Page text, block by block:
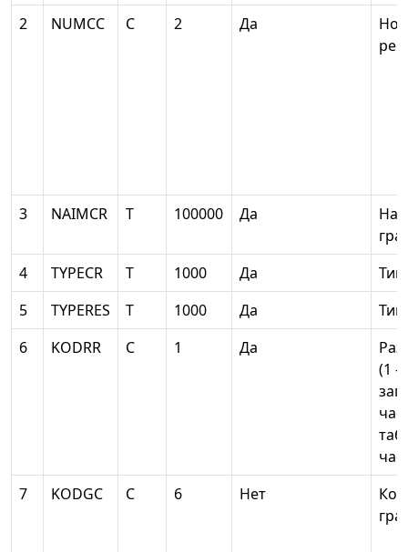
2 NUMCC С 2 Да
3 NAIMCR Т 100000 Да
4
TYPECR Т 1000 Да
5
TYPERES Т 1000 Да
Тип
6
KODRR С 1 Да
(1 -
7
KODGC С 6 Нет